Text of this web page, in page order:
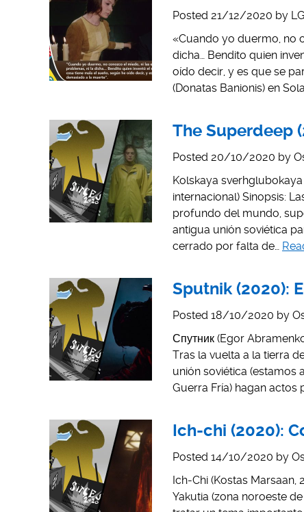
Posted 21/12/2020 by
«Cuando yo duermo, no
dicha… Bendito quien
oído decir, y es que se
(Donatas Banionis) en
The Superdeep
Posted 20/10/2020 by
Kolskaya
internacional) Sinopsis:
profundo del mundo,
antigua unión soviética
cerrado por falta de…
Sputnik (2020):
Posted 18/10/2020 by
Спутник (Egor
Tras la vuelta a la tierra
unión soviética (estamos
Guerra Fría) hagan actos
Ich-chi (2020):
Posted 14/10/2020 by
Ich-Chi (Kostas Marsaan,
Yakutia (zona noroeste